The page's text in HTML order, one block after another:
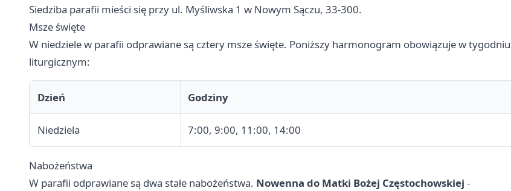
Siedziba parafii mieści się przy ul. Myśliwska 1 w Nowym Sączu, 33-300.
Msze święte
W niedziele w parafii odprawiane są cztery msze święte. Poniższy harmonogram obowiązuje w tygodniu
liturgicznym:
Dzień Godziny
Niedziela 7:00, 9:00, 11:00, 14:00
Nabożeństwa
W parafii odprawiane są dwa stałe nabożeństwa. Nowenna do Matki Bożej Częstochowskiej -